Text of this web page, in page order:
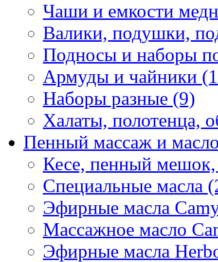
Чаши и емкости
Валики, подушки,
Подносы и наборы
Армуды и чайники
Наборы разные (9)
Халаты, полотенца,
Пенный массаж и
Кесе, пенный
Специальные масла
Эфирные масла
Массажное масло
Эфирные масла